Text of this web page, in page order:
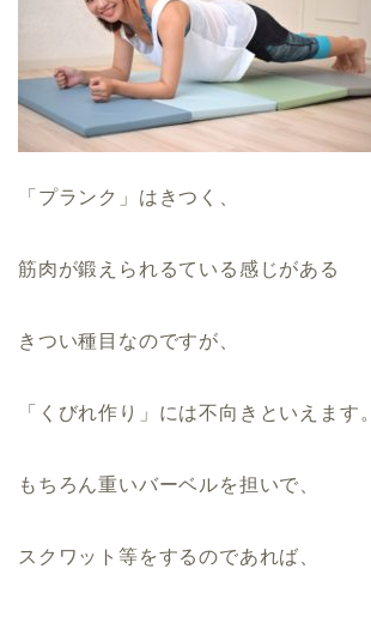
「プランク」はきつく、
筋肉が鍛えられるている感じがある
きつい種目なのですが、
「くびれ作り」には不向きといえます。
もちろん重いバーベルを担いで、
スクワット等をするのであれば、